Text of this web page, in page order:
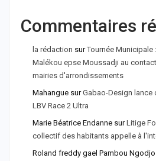
Commentaires
la rédaction surTournée Municipale
Malékou epse Moussadji au
mairies d'arrondissements
Mahangue surGabao-Design lance
LBV Race 2 Ultra
Marie Béatrice Endanne surLitige
collectif des habitants appelle à
Roland freddy gael Pambou